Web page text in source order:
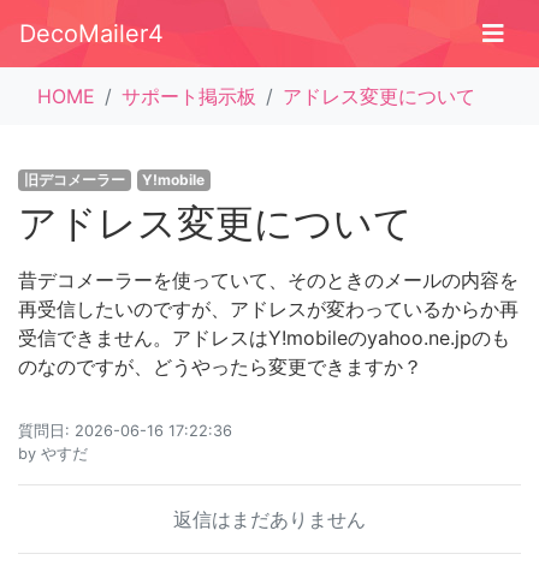
DecoMailer4
HOME サポート掲示板 アドレス変更について
旧デコメーラー Y!mobile
アドレス変更について
昔デコメーラーを使っていて、そのときのメールの内容を
再受信したいのですが、アドレスが変わっているからか再
受信できません。アドレスはY!mobileのyahoo.ne.jpのも
のなのですが、どうやったら変更できますか？
質問日: 2026-06-16 17:22:36
by やすだ
返信はまだありません